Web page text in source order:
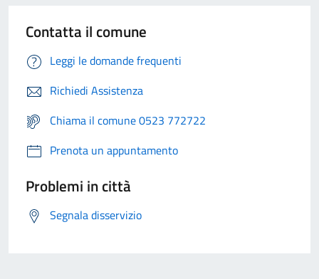
Contatta il comune
Leggi le domande frequenti
Richiedi Assistenza
Chiama il comune 0523 772722
Prenota un appuntamento
Problemi in città
Segnala disservizio